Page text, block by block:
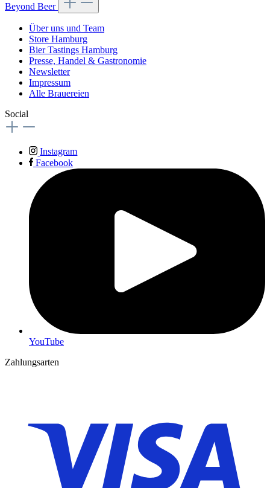
Beyond Beer
Über uns und Team
Store Hamburg
Bier Tastings Hamburg
Presse, Handel & Gastronomie
Newsletter
Impressum
Alle Brauereien
Social
Instagram
Facebook
YouTube
Zahlungsarten